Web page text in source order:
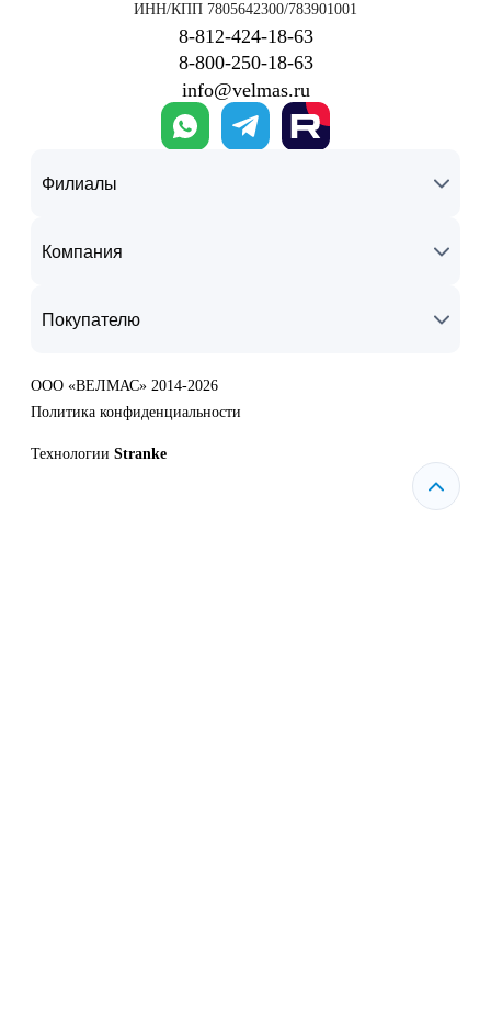
ИНН/КПП 7805642300/783901001
8‑812‑424‑18‑63
8‑800‑250‑18‑63
info@velmas.ru
Филиалы
Компания
Покупателю
ООО «ВЕЛМАС» 2014-2026
Политика конфиденциальности
Технологии Stranke